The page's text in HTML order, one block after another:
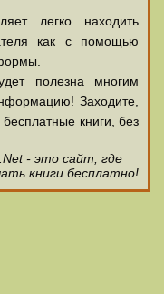
легко находить
как с помощью
полезна многим
Заходите,
книги, без
- это сайт, где
книги бесплатно!